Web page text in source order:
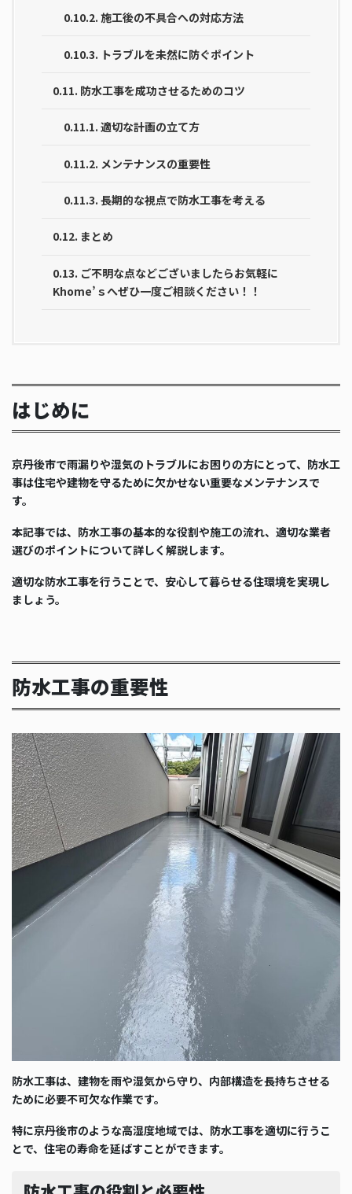
0.10.2. 施工後の不具合への対応方法
0.10.3. トラブルを未然に防ぐポイント
0.11. 防水工事を成功させるためのコツ
0.11.1. 適切な計画の立て方
0.11.2. メンテナンスの重要性
0.11.3. 長期的な視点で防水工事を考える
0.12. まとめ
0.13. ご不明な点などございましたらお気軽に
Khome’ｓへぜひ一度ご相談ください！！
はじめに
京丹後市で雨漏りや湿気のトラブルにお困りの方にとって、防水工
事は住宅や建物を守るために欠かせない重要なメンテナンスで
す。
本記事では、防水工事の基本的な役割や施工の流れ、適切な業者
選びのポイントについて詳しく解説します。
適切な防水工事を行うことで、安心して暮らせる住環境を実現し
ましょう。
防水工事の重要性
防水工事は、建物を雨や湿気から守り、内部構造を長持ちさせる
ために必要不可欠な作業です。
特に京丹後市のような高湿度地域では、防水工事を適切に行うこ
とで、住宅の寿命を延ばすことができます。